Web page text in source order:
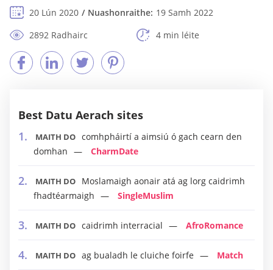
20 Lún 2020
Nuashonraithe: 19 Samh 2022
2892 Radhairc
4 min léite
Best Datu Aerach sites
MAITH DO comhpháirtí a aimsiú ó gach cearn den
domhan
CharmDate
MAITH DO
Moslamaigh aonair atá ag lorg caidrimh
fhadtéarmaigh
SingleMuslim
MAITH DO caidrimh interracial AfroRomance
MAITH DO ag bualadh le cluiche foirfe Match